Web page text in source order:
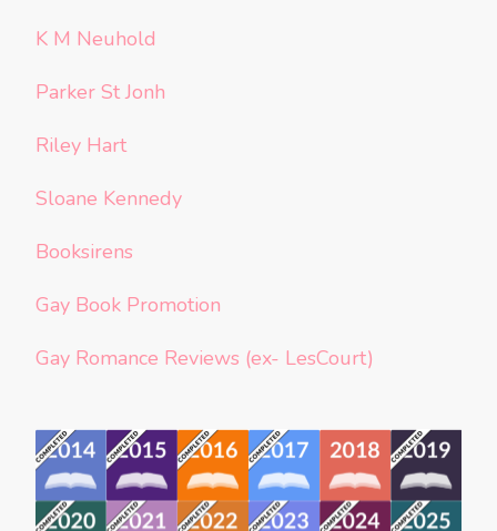
K M Neuhold
Parker St Jonh
Riley Hart
Sloane Kennedy
Booksirens
Gay Book Promotion
Gay Romance Reviews (ex- LesCourt)